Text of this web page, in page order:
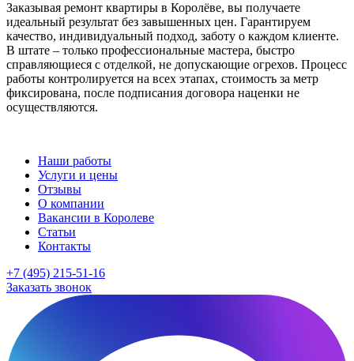
Заказывая ремонт квартиры в Королёве, вы получаете
идеальный результат без завышенных цен. Гарантируем
качество, индивидуальный подход, заботу о каждом клиенте.
В штате – только профессиональные мастера, быстро
справляющиеся с отделкой, не допускающие огрехов. Процесс
работы контролируется на всех этапах, стоимость за метр
фиксирована, после подписания договора наценки не
осуществляются.
Наши работы
Услуги и цены
Отзывы
О компании
Вакансии в Королеве
Статьи
Контакты
+7 (495) 215-51-16
Заказать звонок